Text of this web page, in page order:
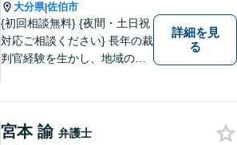
大分県|佐伯市
{初回相談無料} {夜間・土日祝
対応ご相談ください} 長年の裁
判官経験を生かし、地域の皆
詳細を見
る
宮本 諭 弁護士